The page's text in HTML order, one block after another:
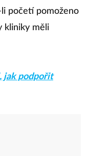
početí pomoženo
kliniky měli
jak podpořit